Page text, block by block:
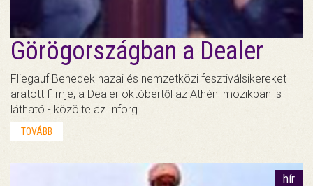
Görögországban a Dealer
Fliegauf Benedek hazai és nemzetközi fesztiválsikereket
aratott filmje, a Dealer októbertől az Athéni mozikban is
látható - közölte az Inforg…
TOVÁBB
hír